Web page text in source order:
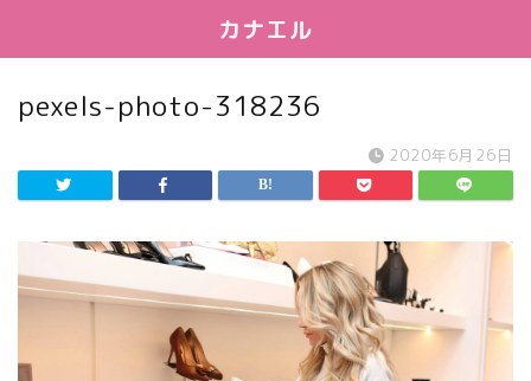
カナエル
pexels-photo-318236
2020年6月26日